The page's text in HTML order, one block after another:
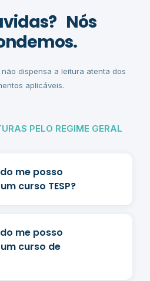
Nós
não dispensa a leitura atenta dos
aplicáveis.
PELO REGIME GERAL
me posso
curso TESP?
me posso
curso de